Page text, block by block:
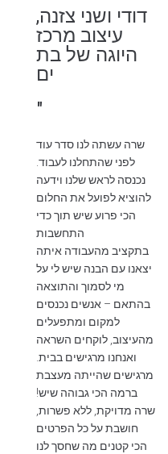
דודי ושני צזנה,
עיצוב מרכז
היוגה של בת
ים
"
שרה עשתה לנו סדר עוד
לפני שהתחלנו לעבוד.
נכנסה לראש שלנו וידעה
להוציא לפועל את החלום
הכי פרוע שיש תוך כדי
התחשבות
בתקציב מהעבודה איתה
יצאנו עם הבנה שיש לי על
מי לסמוך והתוצאה
בהתאם – אנשים נכנסים
למקום ומתפעלים
מהעיצוב, לוקחים השראה
ואנחנו מרגישים בבית.
מרגישים שהייתה מעצבת
ברמה הכי גבוהה שיש!
שרה מדויקת, ללא פשרות,
חושבת על כל הפרטים
הכי קטנים מה שחסך לנו